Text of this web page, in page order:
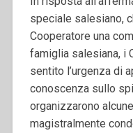
speciale salesiano,
Cooperatore una
famiglia salesiana, i
sentito l’urgenza di
conoscenza sullo
organizzarono
magistralmente